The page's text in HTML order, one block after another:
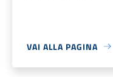
VAI ALLA PAGINA